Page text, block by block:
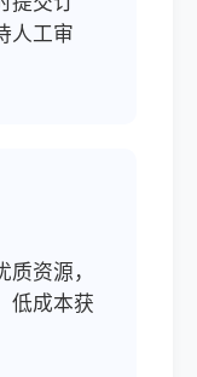
人工审
资源，
低成本获